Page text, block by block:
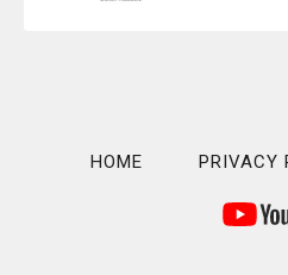
HOME PRIVACY